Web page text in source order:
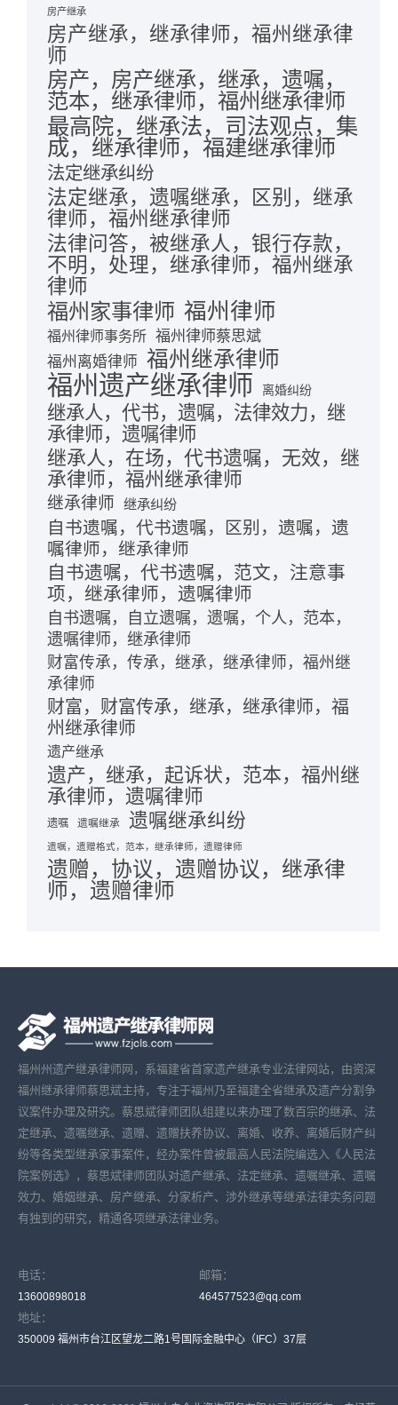
房产继承
房产继承，继承律师，福州继承律
师
房产，房产继承，继承，遗嘱，
范本，继承律师，福州继承律师
最高院，继承法，司法观点，集
成，继承律师，福建继承律师
法定继承纠纷
法定继承，遗嘱继承，区别，继承
律师，福州继承律师
法律问答，被继承人，银行存款，
不明，处理，继承律师，福州继承
律师
福州家事律师 福州律师
福州律师事务所 福州律师蔡思斌
福州离婚律师 福州继承律师
福州遗产继承律师 离婚纠纷
继承人，代书，遗嘱，法律效力，继
承律师，遗嘱律师
继承人，在场，代书遗嘱，无效，继
承律师，福州继承律师
继承律师 继承纠纷
自书遗嘱，代书遗嘱，区别，遗嘱，遗
嘱律师，继承律师
自书遗嘱，代书遗嘱，范文，注意事
项，继承律师，遗嘱律师
自书遗嘱，自立遗嘱，遗嘱，个人，范本，
遗嘱律师，继承律师
财富传承，传承，继承，继承律师，福州继
承律师
财富，财富传承，继承，继承律师，福
州继承律师
遗产继承
遗产，继承，起诉状，范本，福州继
承律师，遗嘱律师
遗嘱 遗嘱继承 遗嘱继承纠纷
遗嘱，遗赠格式，范本，继承律师，遗赠律师
遗赠，协议，遗赠协议，继承律
师，遗赠律师
福州州遗产继承律师网，系福建省首家遗产继承专业法律网站，由资深
福州继承律师蔡思斌主持，专注于福州乃至福建全省继承及遗产分割争
议案件办理及研究。蔡思斌律师团队组建以来办理了数百宗的继承、法
定继承、遗嘱继承、遗赠、遗赠扶养协议、离婚、收养、离婚后财产纠
纷等各类型继承家事案件，经办案件曾被最高人民法院编选入《人民法
院案例选》，蔡思斌律师团队对遗产继承、法定继承、遗嘱继承、遗嘱
效力、婚姻继承、房产继承、分家析产、涉外继承等继承法律实务问题
有独到的研究，精通各项继承法律业务。
电话：
13600898018
邮箱：
464577523@qq.com
地址：
350009 福州市台江区望龙二路1号国际金融中心（IFC）37层